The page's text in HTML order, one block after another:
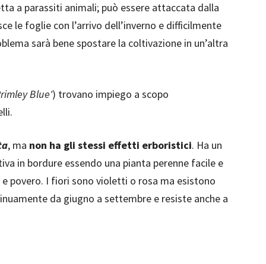
a parassiti animali; può essere attaccata dalla
le foglie con l’arrivo dell’inverno e difficilmente
sarà bene spostare la coltivazione in un’altra
Blue') trovano impiego a scopo
, ma non ha gli stessi effetti erboristici. Ha un
in bordure essendo una pianta perenne facile e
povero. I fiori sono violetti o rosa ma esistono
da giugno a settembre e resiste anche a